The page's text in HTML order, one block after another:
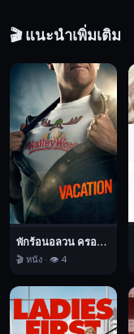
พัฒนา
โปรแกรม
อวตาร
เพื่อ
แปลง
สภาวะ
จิต
ของ
คน
ให้
ร่าง
อวตาร
🎬 แนะนำเพิ่มเติม
พักร้อนอลวน ครอบครัวอลเวง
🎬 หนัง · 👁️ 4